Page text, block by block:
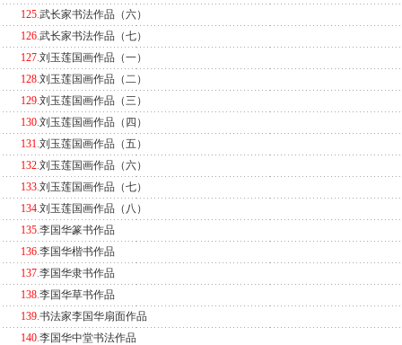
125.武长家书法作品（六）
126.武长家书法作品（七）
127.刘玉莲国画作品（一）
128.刘玉莲国画作品（二）
129.刘玉莲国画作品（三）
130.刘玉莲国画作品（四）
131.刘玉莲国画作品（五）
132.刘玉莲国画作品（六）
133.刘玉莲国画作品（七）
134.刘玉莲国画作品（八）
135.李国华篆书作品
136.李国华楷书作品
137.李国华隶书作品
138.李国华草书作品
139.书法家李国华扇面作品
140.李国华中堂书法作品